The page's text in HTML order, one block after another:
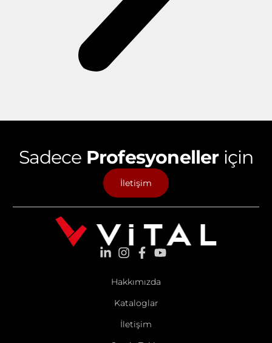
Sadece Profesyonelleriçin
İletişim
Hakkımızda
Kataloglar
İletişim